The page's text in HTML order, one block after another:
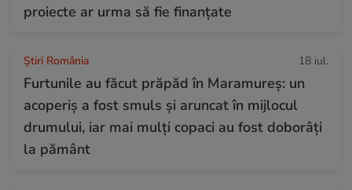
proiecte ar urma să fie finanțate
Știri România 18 iul.
Furtunile au făcut prăpăd în Maramureș: un
acoperiș a fost smuls și aruncat în mijlocul
drumului, iar mai mulți copaci au fost doborâți
la pământ